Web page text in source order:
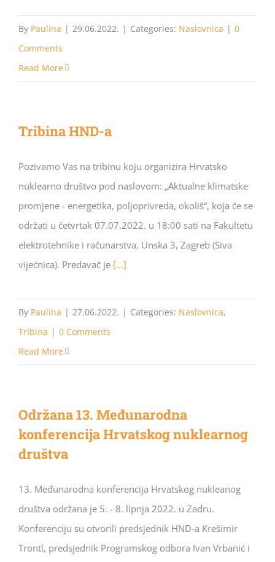
By Paulina | 29.06.2022. | Categories: Naslovnica | 0
Comments
Read More
Tribina HND-a
Pozivamo Vas na tribinu koju organizira Hrvatsko
nuklearno društvo pod naslovom: „Aktualne klimatske
promjene - energetika, poljoprivreda, okoliš“, koja će se
održati u četvrtak 07.07.2022. u 18:00 sati na Fakultetu
elektrotehnike i računarstva, Unska 3, Zagreb (Siva
vijećnica). Predavač je [...]
By Paulina | 27.06.2022. | Categories: Naslovnica,
Tribina | 0 Comments
Read More
Održana 13. Međunarodna
konferencija Hrvatskog nuklearnog
društva
13. Međunarodna konferencija Hrvatskog nukleanog
društva održana je 5. - 8. lipnja 2022. u Zadru.
Konferenciju su otvorili predsjednik HND-a Krešimir
Trontl, predsjednik Programskog odbora Ivan Vrbanić i